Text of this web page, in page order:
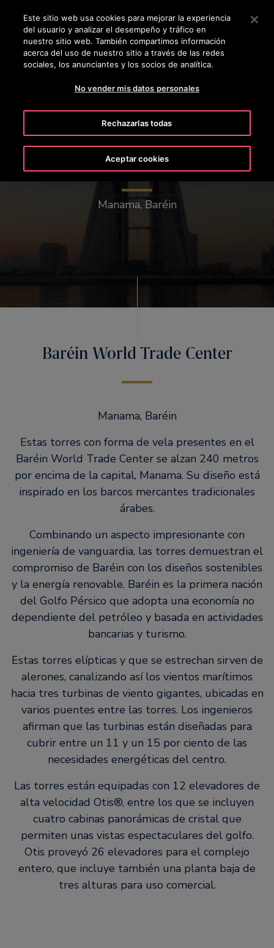
Pulse Intro para saltar al contenido principal
BUSCAR
Baréin World Trade Center
Manama, Baréin
Baréin World Trade Center
Manama, Baréin
Estas torres con forma de vela presentes en el
Baréin World Trade Center se alzan 240 metros
por encima de la capital, Manama. Su diseño está
inspirado en los barcos mercantes tradicionales
árabes.
Combinando un aspecto impresionante con
ingeniería de vanguardia, las torres demuestran el
compromiso de Baréin con los diseños sostenibles
y la energía renovable. Baréin es la primera nación
del Golfo Pérsico que adopta una economía no
dependiente del petróleo y basada en actividades
bancarias y turismo.
Estas torres elípticas y que se estrechan sirven de
alerones, canalizando así los vientos marítimos
hacia tres turbinas de viento gigantes, ubicadas en
varios puentes entre las torres. Los ingenieros
afirman que las turbinas están diseñadas para
cubrir entre un 11 y un 15 por ciento de las
necesidades energéticas del centro.
Las torres están equipadas con 12 elevadores de
alta velocidad Otis®, entre los que se incluyen
cuatro cabinas panorámicas de cristal que
permiten unas vistas espectaculares del golfo.
Otis proveyó 26 elevadores para el complejo
entero, que incluye también una planta baja de
tres alturas para uso comercial.
Este sitio web usa cookies para mejorar la experiencia
del usuario y analizar el desempeño y tráfico en
nuestro sitio web. También compartimos información
acerca del uso de nuestro sitio a través de las redes
sociales, los anunciantes y los socios de analítica.
No vender mis datos personales
Rechazarlas todas
Aceptar cookies